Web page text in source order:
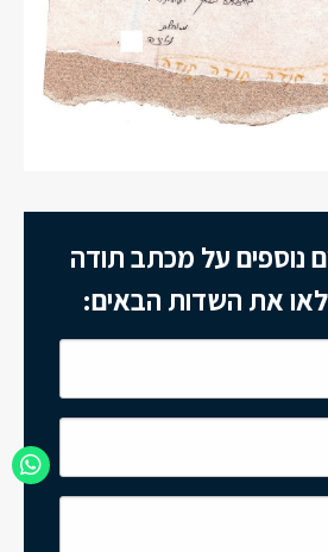
נוספים על מכתב תודה
את השדות הבאים: